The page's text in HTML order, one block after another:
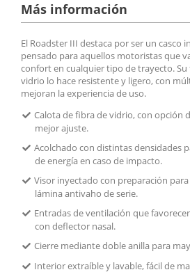
Más información
El Roadster III destaca por ser un casco
pensado para aquellos motoristas que
confort en cualquier tipo de trayecto.
vidrio lo hace resistente y ligero, con
mejoran la experiencia de uso.
Calota de fibra de vidrio, con opción
mejor ajuste.
Acolchado con distintas densidades
de energía en caso de impacto.
Visor inyectado con preparación
lámina antivaho de serie.
Entradas de ventilación que
con deflector nasal.
Cierre mediante doble anilla para
Interior extraíble y lavable, fácil de